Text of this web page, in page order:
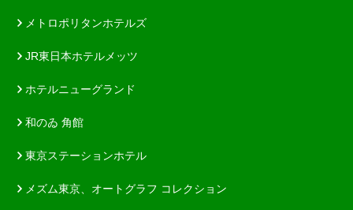
メトロポリタンホテルズ
JR東日本ホテルメッツ
ホテルニューグランド
和のゐ 角館
東京ステーションホテル
メズム東京、オートグラフ コレクション